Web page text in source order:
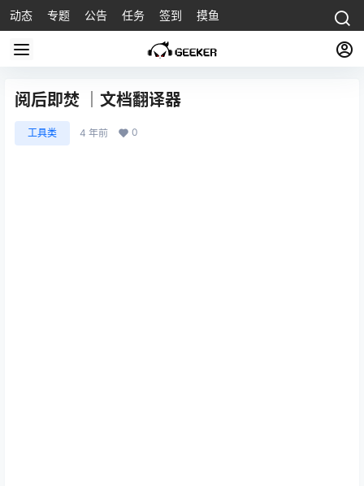
动态 专题 公告 任务 签到 摸鱼
阅后即焚 ｜文档翻译器
工具类 4 年前 0